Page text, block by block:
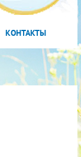
КОНТАКТЫ